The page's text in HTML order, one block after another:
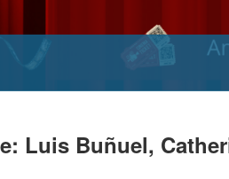
Luis Buñuel,